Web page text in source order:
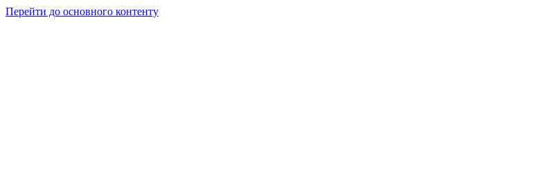
Перейти до основного контенту